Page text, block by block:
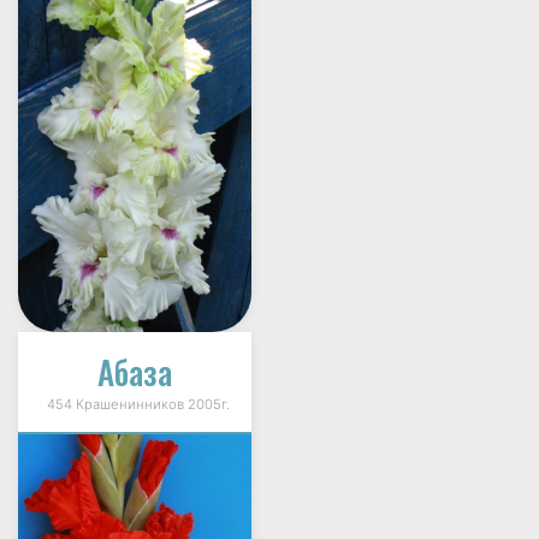
Абаза
454 Крашенинников 2005г.